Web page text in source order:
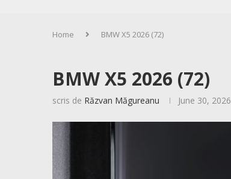
Home BMW X5 2026 (72)
BMW X5 2026 (72)
scris de Răzvan Măgureanu June 30, 2026